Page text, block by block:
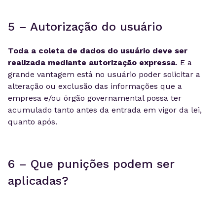
5 – Autorização do usuário
Toda a coleta de dados do usuário deve ser
realizada mediante autorização expressa. E a
grande vantagem está no usuário poder solicitar a
alteração ou exclusão das informações que a
empresa e/ou órgão governamental possa ter
acumulado tanto antes da entrada em vigor da lei,
quanto após.
6 – Que punições podem ser
aplicadas?